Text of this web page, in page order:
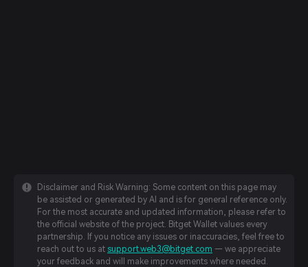
Disclaimer and Risk Warning: Some content on this page may
be assisted or generated by AI and is for general reference only.
For the most accurate and updated information, please refer to
the official website of the project. Bitget Wallet values every
partnership. If you notice any issues or inaccuracies, feel free to
reach out to us at support.web3@bitget.com — we appreciate
your feedback and will make improvements where needed.